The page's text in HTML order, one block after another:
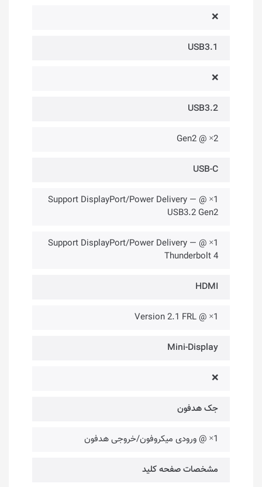
❌
USB3.1
❌
USB3.2
2× @ Gen2
USB-C
1× @ Support DisplayPort/Power Delivery —
USB3.2 Gen2
1× @ Support DisplayPort/Power Delivery —
Thunderbolt 4
HDMI
1× @ Version 2.1 FRL
Mini-Display
❌
جک هدفون
1× @ ورودی میکروفون/خروجی هدفون
مشخصات صفحه کلید